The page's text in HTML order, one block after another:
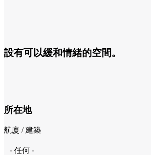
設有可以緩和情緒的空間。
所在地
航廈 / 建築